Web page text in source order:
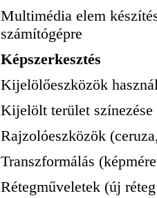
Multimédia elem
számítógépre
Képszerkesztés
Kijelölőeszközök
Kijelölt terület színezése
Rajzolóeszközök
Transzformálás
Rétegműveletek (új